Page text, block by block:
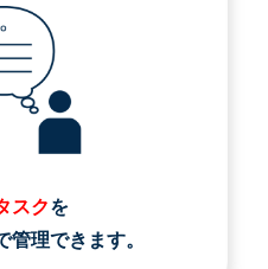
スクを
理できます。